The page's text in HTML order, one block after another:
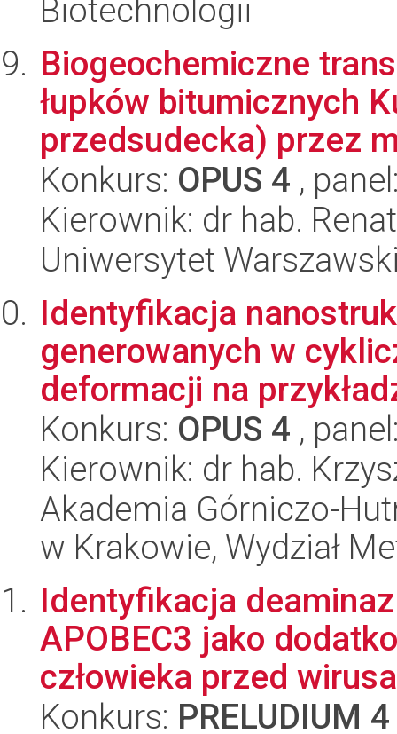
Biotechnologii
Biogeochemiczne
łupków bitumicznych
przedsudecka) przez
Konkurs: OPUS 4 ,
Kierownik: dr hab.
Uniwersytet
Identyfikacja
generowanych w
deformacji na
Konkurs: OPUS 4 ,
Kierownik: dr hab.
Akademia Górniczo-
w Krakowie, Wydział
Identyfikacja
APOBEC3 jako
człowieka przed
Konkurs: PRELUDIUM 4